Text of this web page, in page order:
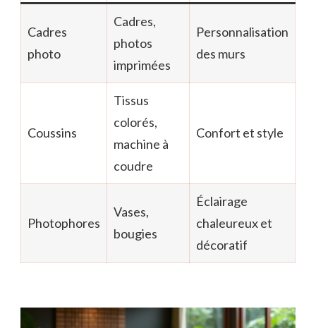
Cadres
photo
Cadres,
photos
imprimées
Personnalisation
des murs
Coussins
Tissus
colorés,
machine à
coudre
Confort et style
Photophores
Vases,
bougies
Éclairage
chaleureux et
décoratif